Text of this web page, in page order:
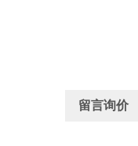
留言询价